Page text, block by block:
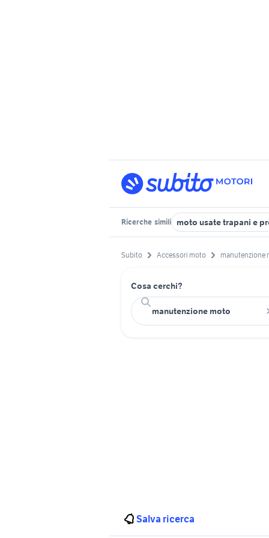
Ricerche simili moto usate trapani e
Subito Accessori moto manutenzione
Cosa cerchi?
Salva ricerca